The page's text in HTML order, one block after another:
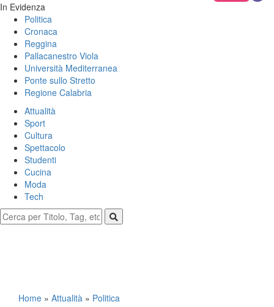
In Evidenza
Politica
Cronaca
Reggina
Pallacanestro Viola
Università Mediterranea
Ponte sullo Stretto
Regione Calabria
Attualità
Sport
Cultura
Spettacolo
Studenti
Cucina
Moda
Tech
Home » Attualità » Politica